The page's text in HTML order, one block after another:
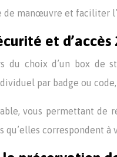
manœuvre et faciliter
et d’accès
du choix d’un box de
par badge ou
vous permettant
correspondent à